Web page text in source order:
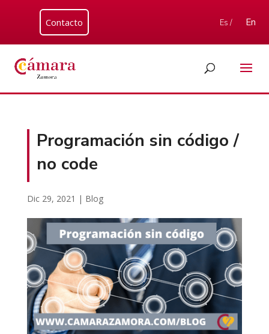
Contacto Es / En
Programación sin código /
no code
Dic 29, 2021 | Blog